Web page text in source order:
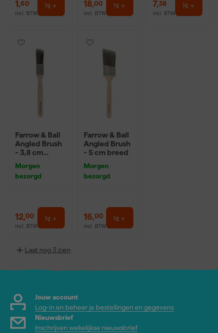
1,60
incl. BTW
18,00
incl. BTW
7,38
incl. BTW
Farrow & Ball
Angled Brush
- 3,8 cm
Morgen
bezorgd
12,00
incl. BTW
Farrow & Ball
Angled Brush
- 5 cm breed
Morgen
bezorgd
16,00
incl. BTW
Laat nog 3 zien
Jouw account
Log-in en beheer je bestellingen en gegevens
Nieuwsbrief
Inschrijven wekelijkse nieuwsbrief